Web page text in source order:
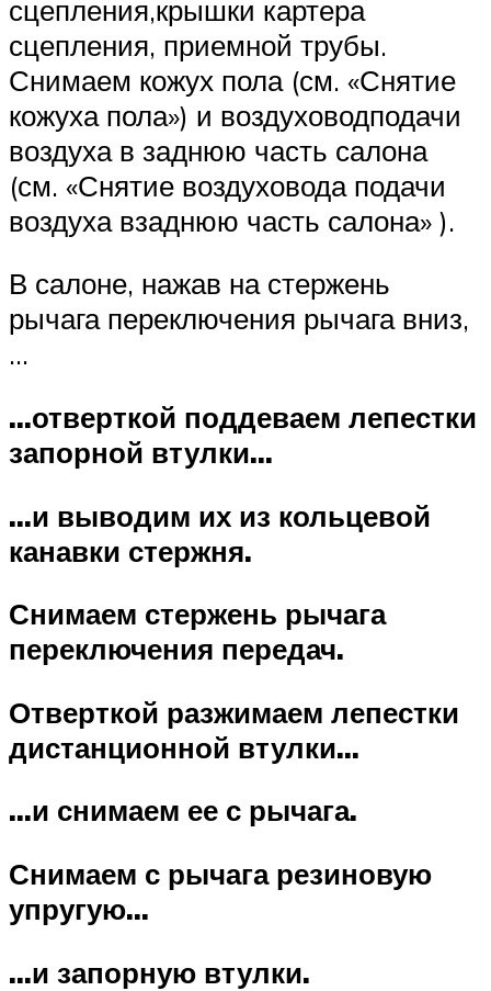
сцепления,крышки картера
сцепления, приемной трубы.
Снимаем кожух пола (см. «Снятие
кожуха пола») и воздуховодподачи
воздуха в заднюю часть салона
(см. «Снятие воздуховода подачи
воздуха взаднюю часть салона» ).
В салоне, нажав на стержень
рычага переключения рычага вниз,
…
…отверткой поддеваем лепестки
запорной втулки…
…и выводим их из кольцевой
канавки стержня.
Снимаем стержень рычага
переключения передач.
Отверткой разжимаем лепестки
дистанционной втулки…
…и снимаем ее с рычага.
Снимаем с рычага резиновую
упругую…
…и запорную втулки.